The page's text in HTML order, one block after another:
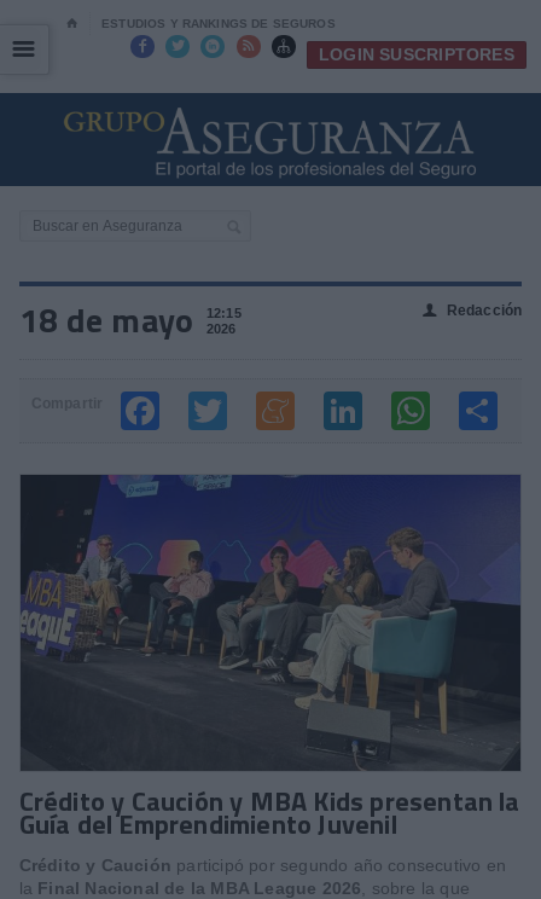
⌂ ESTUDIOS Y RANKINGS DE SEGUROS
     LOGIN SUSCRIPTORES
☰
☰
18 de mayo
12:15
2026
👤 Redacción
Crédito y Caución y MBA Kids presentan la
Guía del Emprendimiento Juvenil
Crédito y Caución participó por segundo año consecutivo en
la Final Nacional de la MBA League 2026 , sobre la que